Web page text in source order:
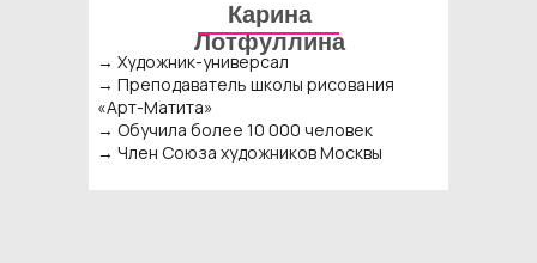
→ Художник-универсал
→ Преподаватель школы рисования
«Арт-Матита»
→ Обучила более 10 000 человек
→ Член Союза художников Москвы
Карина
Лотфуллина